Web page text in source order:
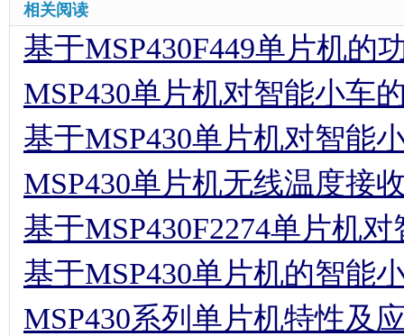
相关阅读
基于MSP430F449单片机的
MSP430单片机对智能小车
基于MSP430单片机对智能
MSP430单片机无线温度接
基于MSP430F2274单片机
基于MSP430单片机的智能
MSP430系列单片机特性及